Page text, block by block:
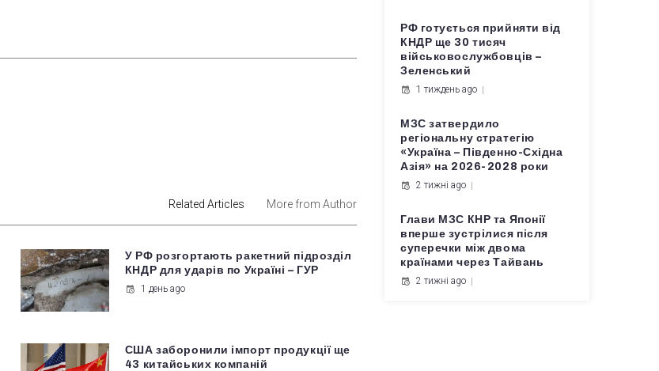
Related Articles More from Author
У РФ розгортають ракетний підрозділ
КНДР для ударів по Україні – ГУР
1 день ago
США заборонили імпорт продукції ще
43 китайських компаній
РФ готується прийняти від
КНДР ще 30 тисяч
військовослужбовців –
Зеленський
1 тиждень ago
МЗС затвердило
регіональну стратегію
«Україна – Південно-Східна
Азія» на 2026-2028 роки
2 тижні ago
Глави МЗС КНР та Японії
вперше зустрілися після
суперечки між двома
країнами через Тайвань
2 тижні ago